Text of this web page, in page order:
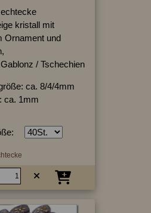
kristall mit
Ornament und
/ Tschechien
ca. 8/4/4mm
ca. 1mm